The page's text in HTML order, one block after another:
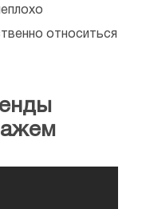
относиться